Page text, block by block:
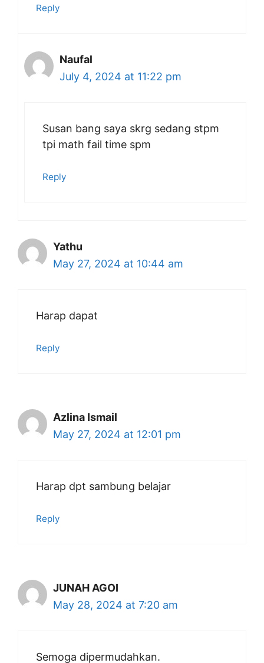
Reply
Naufal
July 4, 2024 at 11:22 pm
Susan bang saya skrg sedang stpm
tpi math fail time spm
Reply
Yathu
May 27, 2024 at 10:44 am
Harap dapat
Reply
Azlina Ismail
May 27, 2024 at 12:01 pm
Harap dpt sambung belajar
Reply
JUNAH AGOI
May 28, 2024 at 7:20 am
Semoga dipermudahkan.